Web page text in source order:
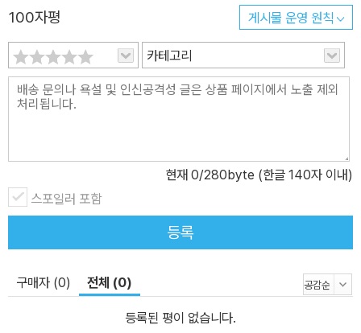
100자평 게시물 운영 원칙
카테고리
현재 0/280byte (한글 140자 이내)
스포일러 포함
등록
구매자 (0) 전체 (0)
등록된 평이 없습니다.